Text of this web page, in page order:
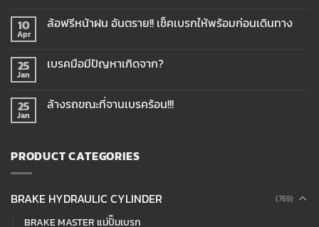
10
Apr
ล้อฟรีหน้าฝน อันตราย!! เช็คเบรกให้พร้อมก่อนเดินทาง
25
Jan
เบรคมือมีปัญหาเกิดจาก?
25
Jan
ล้างรถขณะที่จานเบรคร้อน!!!
PRODUCT CATEGORIES
BRAKE HYDRAULIC CYLINDER (769)
BRAKE MASTER แม่ปั๊มเบรก